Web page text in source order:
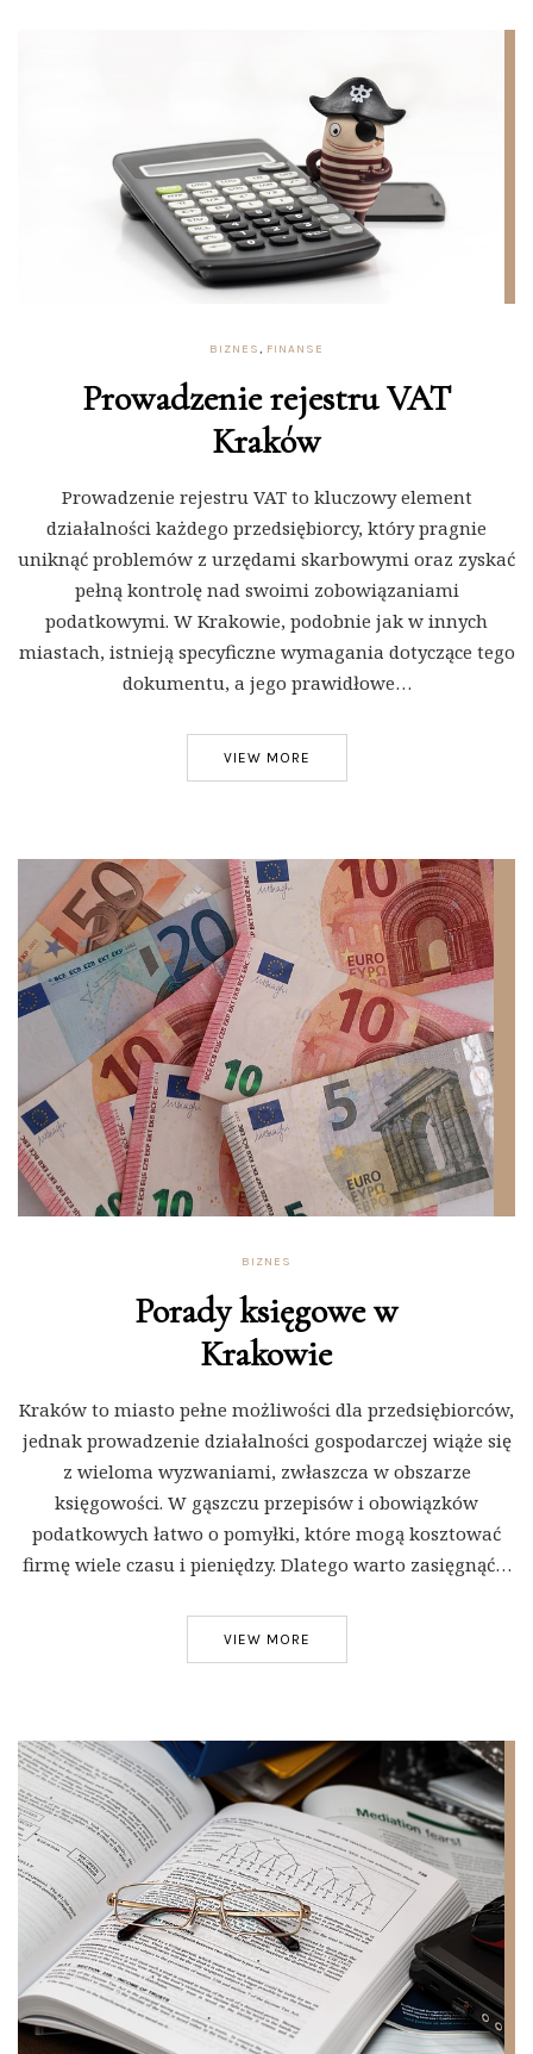
BIZNES, FINANSE
Prowadzenie rejestru VAT
Kraków
Prowadzenie rejestru VAT to kluczowy element
działalności każdego przedsiębiorcy, który pragnie
uniknąć problemów z urzędami skarbowymi oraz zyskać
pełną kontrolę nad swoimi zobowiązaniami
podatkowymi. W Krakowie, podobnie jak w innych
miastach, istnieją specyficzne wymagania dotyczące tego
dokumentu, a jego prawidłowe…
VIEW MORE
BIZNES
Porady księgowe w
Krakowie
Kraków to miasto pełne możliwości dla przedsiębiorców,
jednak prowadzenie działalności gospodarczej wiąże się
z wieloma wyzwaniami, zwłaszcza w obszarze
księgowości. W gąszczu przepisów i obowiązków
podatkowych łatwo o pomyłki, które mogą kosztować
firmę wiele czasu i pieniędzy. Dlatego warto zasięgnąć…
VIEW MORE